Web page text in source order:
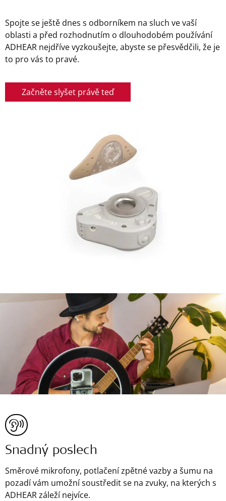
Spojte se ještě dnes s odborníkem na sluch ve vaší
oblasti a před rozhodnutím o dlouhodobém používání
ADHEAR nejdříve vyzkoušejte, abyste se přesvědčili, že je
to pro vás to pravé.
Začněte slyšet právě teď
Snadný poslech
Směrové mikrofony, potlačení zpětné vazby a šumu na
pozadí vám umožní soustředit se na zvuky, na kterých s
ADHEAR záleží nejvíce.